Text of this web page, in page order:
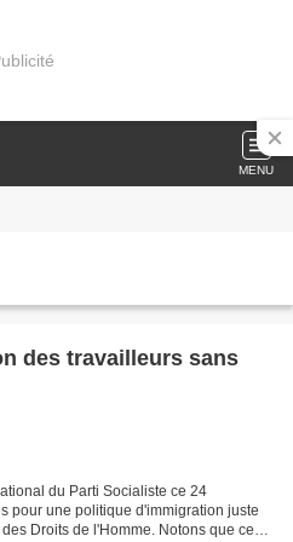
MENU
des travailleurs sans
du Parti Socialiste ce 24
pour une politique d'immigration juste
Droits de l'Homme. Notons que ce